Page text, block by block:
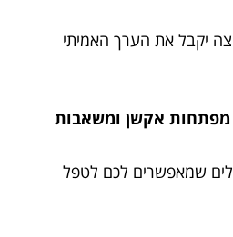
יקבל את הערך האמיתי
אקשן ומשאבות
שמאפשרים לכם לטפל